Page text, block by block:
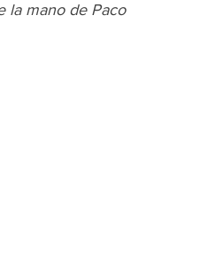
la mano de Paco